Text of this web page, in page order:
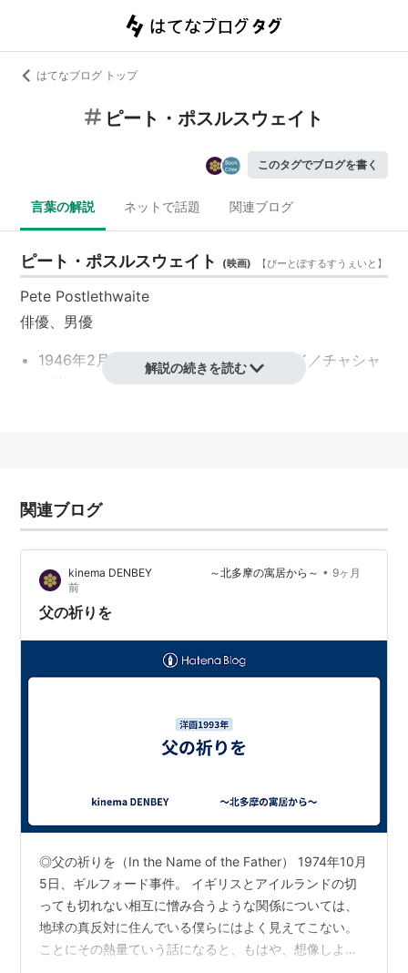
はてなブログ トップ
ピート・ポスルスウェイト
このタグでブログを書く
言葉の解説 ネットで話題 関連ブログ
ピート・ポスルスウェイト (映画) 【ぴーとぽするすうぇいと 】
Pete Postlethwaite
俳優、男優
1946年2月7日、イギリス／イングランド／チャシャ
ー州ウォリントン生まれ
略歴
は端役を数多くこなしていく。1993年の『
』の演技でアカデミー賞助演男優賞にノミネートさ
れ、以降個性的な脇役として活躍した。
主な作品
（2010）
オーメン（2006）
ナイロビの蜂（2005）
イーオン・フラックス
ダーク・ウォーター（2004）
微笑みに出逢う街角（2002）
シッピング・ニュース（2001）
ラット・ゲーム （2000）＜未＞
解説の続きを読む
関連ブログ
kinema DENBEY ～北多摩の寓居から～ • 9ヶ月
前
父の祈りを
◎父の祈りを（In the Name of the Father） 1974年10月
5日、ギルフォード事件。 イギリスとアイルランドの切
っても切れない相互に憎み合うような関係については、
地球の真反対に住んでいる僕らにはよく見えてこない。
ことにその熱量ていう話になると、もはや、想像しよう